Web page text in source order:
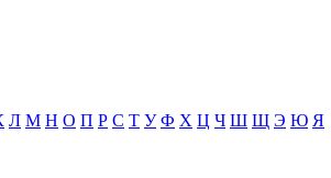
Л М Н О П Р С Т У Ф Х Ц Ч Ш Щ Э Ю Я